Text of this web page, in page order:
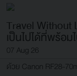
Travel Without
เป็นไปได้ที่พร้อ
07 Aug 26
ด้วย Canon RF28-